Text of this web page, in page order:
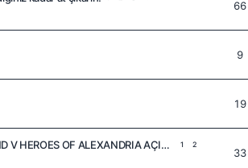
66
9
19
SILKROAD ONLINE LEGEND V HEROES OF ALEXANDRIA AÇIK BULUNDU! 1 2
33